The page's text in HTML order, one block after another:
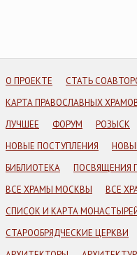
О ПРОЕКТЕ СТАТЬ
КАРТА ПРАВОСЛАВНЫХ
ЛУЧШЕЕ
ФОРУМ РОЗЫСК
НОВЫЕ ПОСТУПЛЕНИЯ
БИБЛИОТЕКА
ПОСВЯЩЕНИЯ
ВСЕ ХРАМЫ МОСКВЫ
ВСЕ
СПИСОК И КАРТА
СТАРООБРЯДЧЕСКИЕ ЦЕРКВИ